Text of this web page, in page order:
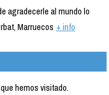
agradecerle al mundo lo
Marruecos + info
hemos visitado.